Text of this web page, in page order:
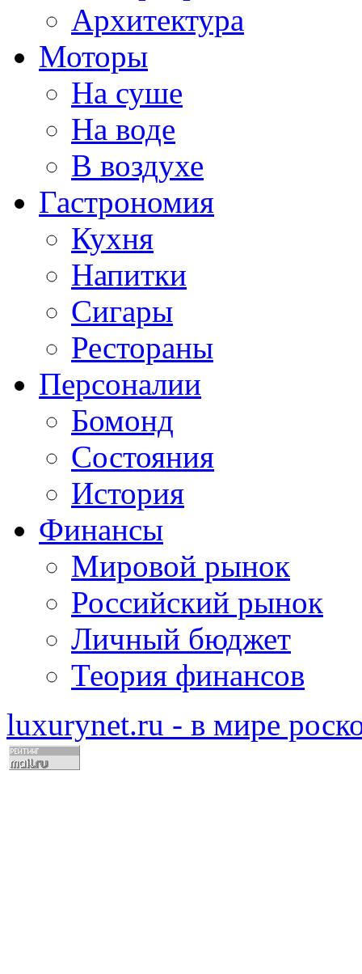
Архитектура
Моторы
На суше
На воде
В воздухе
Гастрономия
Кухня
Напитки
Сигары
Рестораны
Персоналии
Бомонд
Состояния
История
Финансы
Мировой рынок
Российский рынок
Личный бюджет
Теория финансов
luxurynet.ru - в мире